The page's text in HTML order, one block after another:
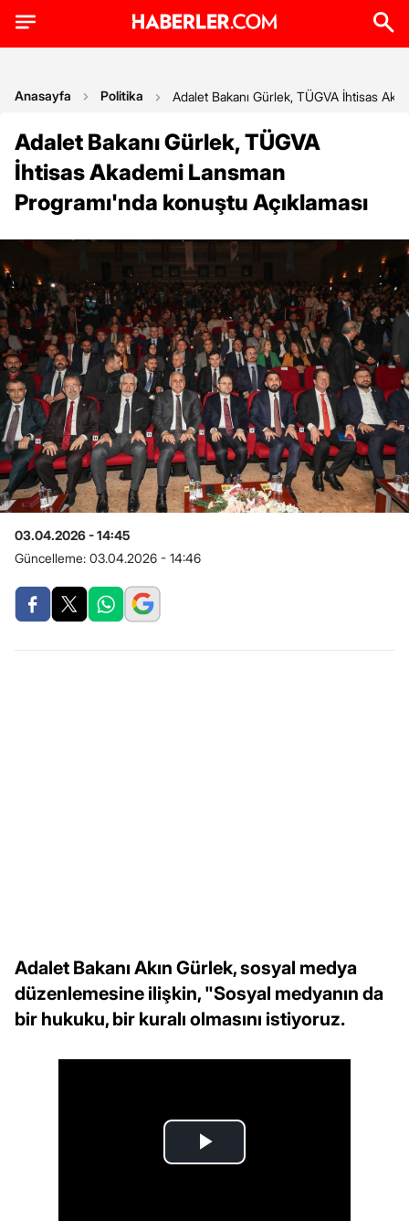
Anasayfa Politika Adalet Bakanı Gürlek, TÜGVA İhtisas
Adalet Bakanı Gürlek, TÜGVA
İhtisas Akademi Lansman
Programı'nda konuştu Açıklaması
03.04.2026 - 14:45
Güncelleme: 03.04.2026 - 14:46
Adalet Bakanı Akın Gürlek, sosyal medya
düzenlemesine ilişkin, "Sosyal medyanın da
bir hukuku, bir kuralı olmasını istiyoruz.